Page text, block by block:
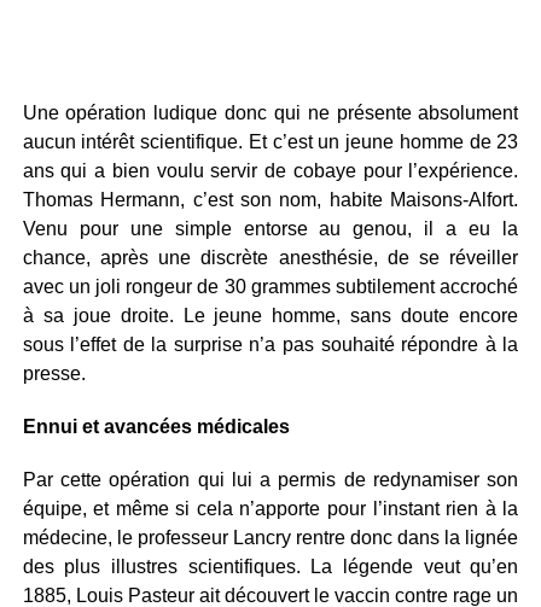
Une opération ludique donc qui ne présente absolument
aucun intérêt scientifique. Et c’est un jeune homme de 23
ans qui a bien voulu servir de cobaye pour l’expérience.
Thomas Hermann, c’est son nom, habite Maisons-Alfort.
Venu pour une simple entorse au genou, il a eu la
chance, après une discrète anesthésie, de se réveiller
avec un joli rongeur de 30 grammes subtilement accroché
à sa joue droite. Le jeune homme, sans doute encore
sous l’effet de la surprise n’a pas souhaité répondre à la
presse.
Ennui et avancées médicales
Par cette opération qui lui a permis de redynamiser son
équipe, et même si cela n’apporte pour l’instant rien à la
médecine, le professeur Lancry rentre donc dans la lignée
des plus illustres scientifiques. La légende veut qu’en
1885, Louis Pasteur ait découvert le vaccin contre rage un